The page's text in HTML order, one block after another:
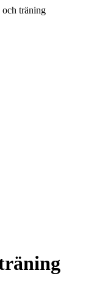
träning